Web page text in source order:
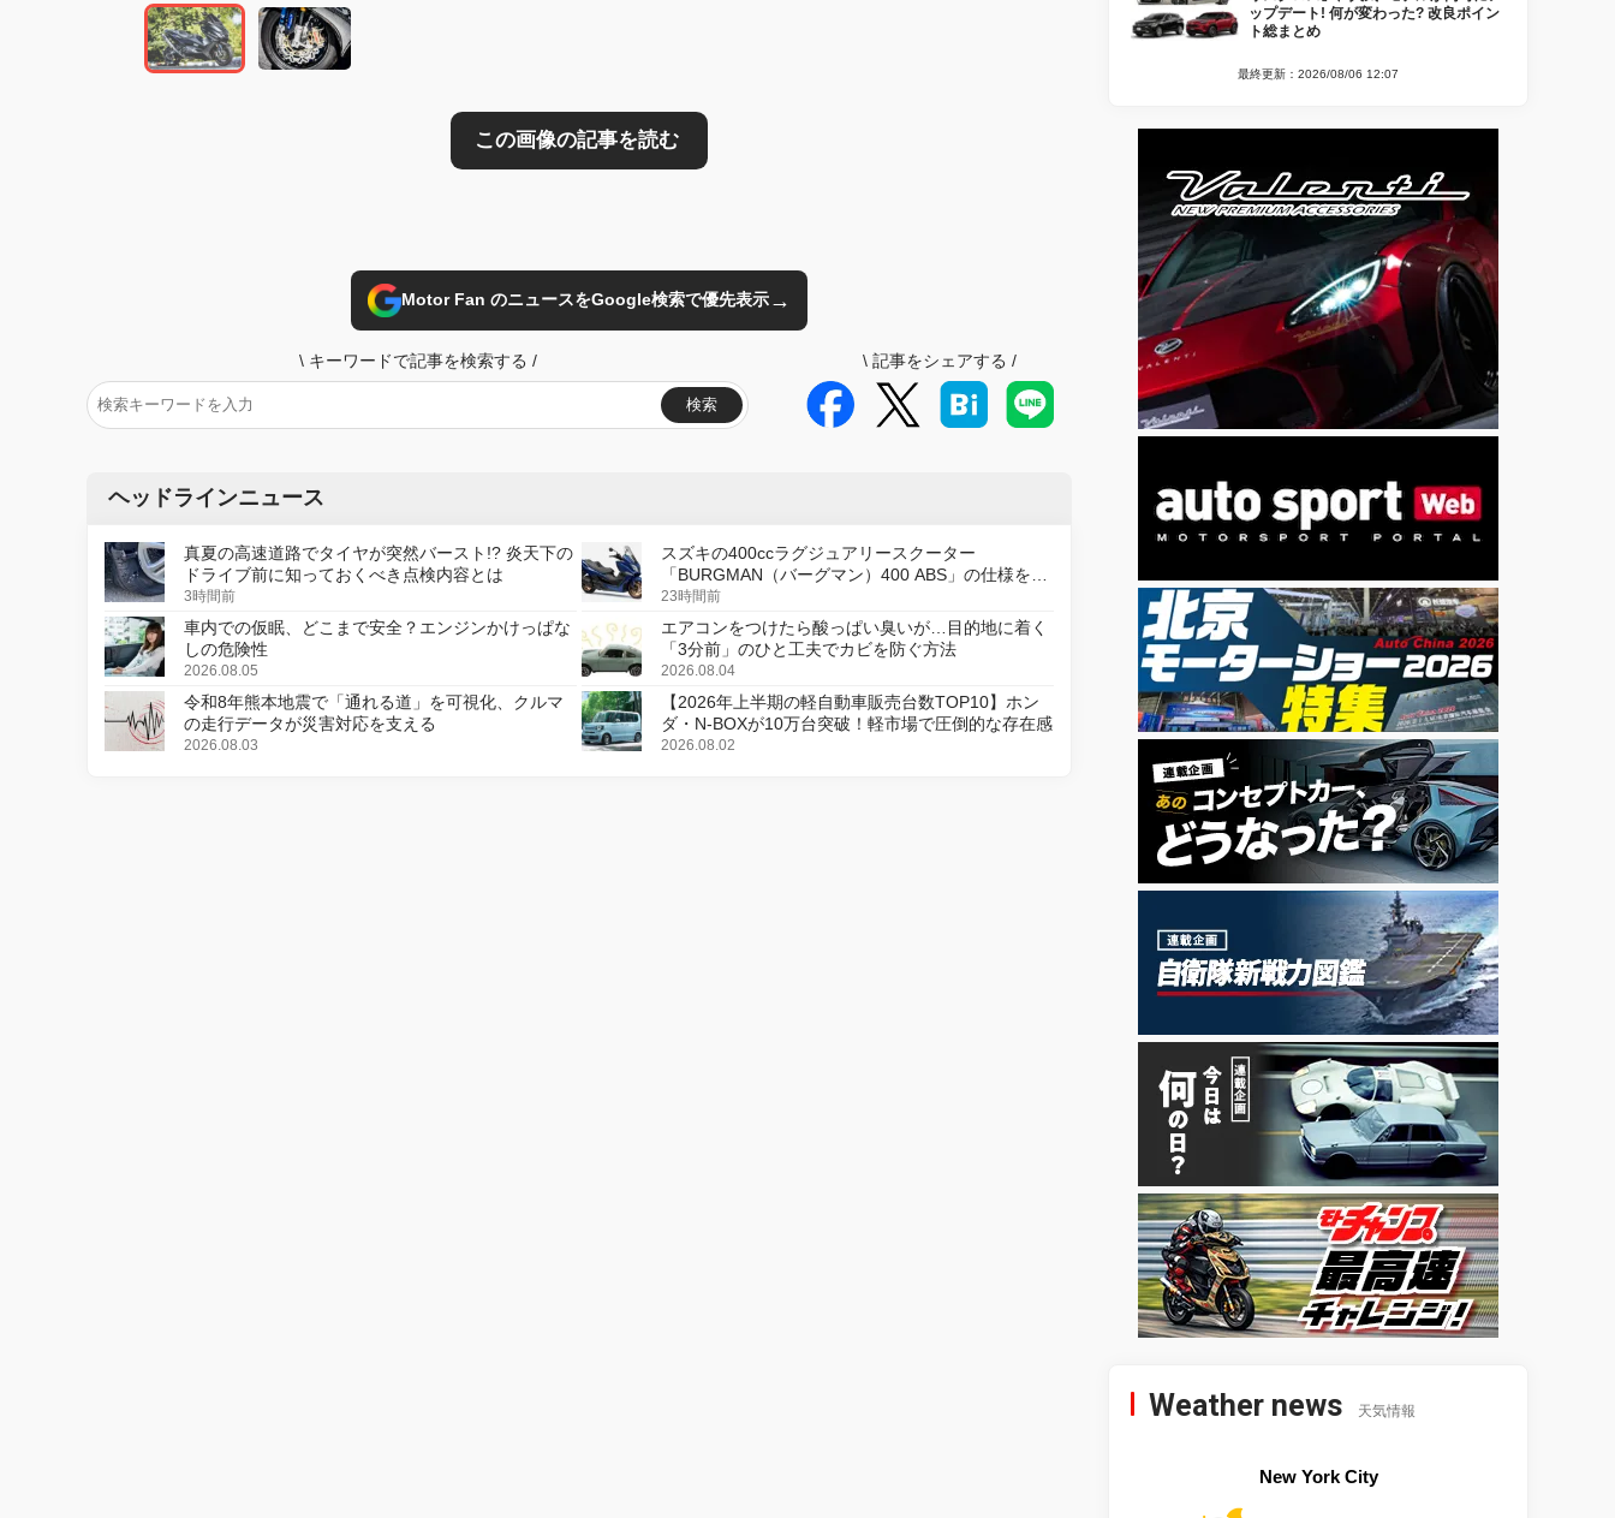
Motor Fan のニュースをGoogle検索で優先表示→
\ キーワードで記事を検索する /
検索
\ 記事をシェアする /
ヘッドラインニュース
真夏の高速道路でタイヤが突然バースト!? 炎天下の
ドライブ前に知っておくべき点検内容とは
3時間前
スズキの400ccラグジュアリースクーター
「BURGMAN（バーグマン）400 ABS」の仕様を変
更し、8月18日に発売
23時間前
車内での仮眠、どこまで安全？エンジンかけっぱな
しの危険性
2026.08.05
エアコンをつけたら酸っぱい臭いが…目的地に着く
「3分前」のひと工夫でカビを防ぐ方法
2026.08.04
令和8年熊本地震で「通れる道」を可視化、クルマ
の走行データが災害対応を支える
2026.08.03
【2026年上半期の軽自動車販売台数TOP10】ホン
ダ・N-BOXが10万台突破！軽市場で圧倒的な存在感
2026.08.02
ップデート! 何が変わった? 改良ポイン
ト総まとめ
最終更新：2026/08/06 12:07
Weather news 天気情報
New York City